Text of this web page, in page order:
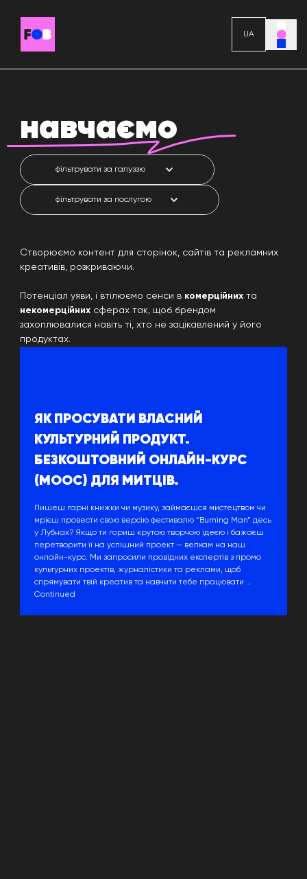
UA
КЕЙСИ
ПРО НАС
навчаємо
Створюємо контент для сторінок, сайтів та рекламних
креативів, розкриваючи.
Потенціал уяви, і втілюємо сенси в комерційних та
некомерційних сферах так, щоб брендом
захоплювалися навіть ті, хто не зацікавлений у його
продуктах.
ЯК ПРОСУВАТИ ВЛАСНИЙ
КУЛЬТУРНИЙ ПРОДУКТ.
БЕЗКОШТОВНИЙ ОНЛАЙН-КУРС
(МООС) ДЛЯ МИТЦІВ.
Пишеш гарні книжки чи музику, займаєшся мистецтвом чи
мрієш провести свою версію фестивалю “Burning Man” десь
у Лубнах? Якщо ти гориш крутою творчою ідеєю і бажаєш
перетворити її на успішний проект — велкам на наш
онлайн-курс. Ми запросили провідних експертів з промо
культурних проектів, журналістики та реклами, щоб
спрямувати твій креатив та навчити тебе працювати …
Continued